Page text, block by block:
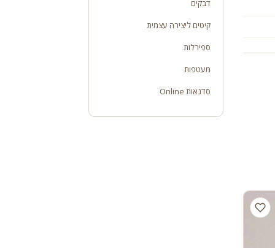
דבקים
קיטים ליצירה עצמית
ספירלות
מעטפות
סדנאות Online